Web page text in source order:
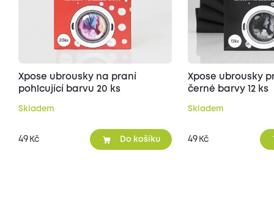
Xpose ubrousky na praní
pohlcující barvu 20 ks
Skladem
49 Kč Do košíku
Xpose ubrousky
černé barvy 12 ks
Skladem
49 Kč